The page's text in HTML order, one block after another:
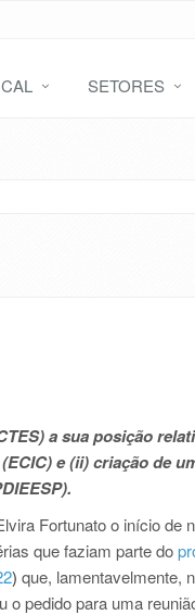
SETORES
a sua posição
e (ii)criação de
Fortunato o início de
que faziam parte do
) que, lamentavelmente,
o pedido para uma